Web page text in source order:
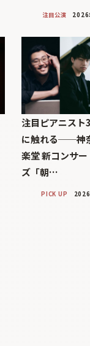
注目公演 2026
注目ピアニスト
に触れる──神
楽堂 新コンサ
ズ「朝…
PICK UP